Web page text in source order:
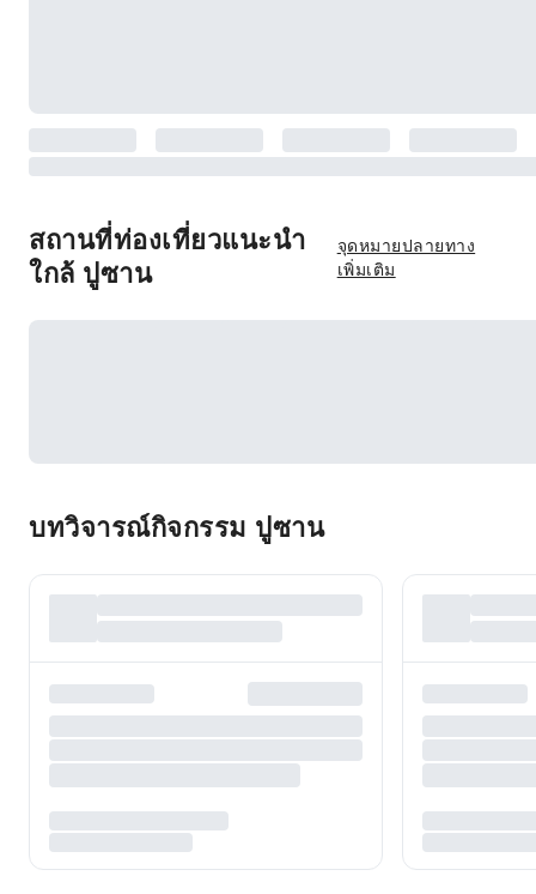
สถานที่ท่องเที่ยวแนะนำ
ใกล้ ปูซาน
จุดหมายปลายทาง
เพิ่มเติม
บทวิจารณ์กิจกรรม ปูซาน